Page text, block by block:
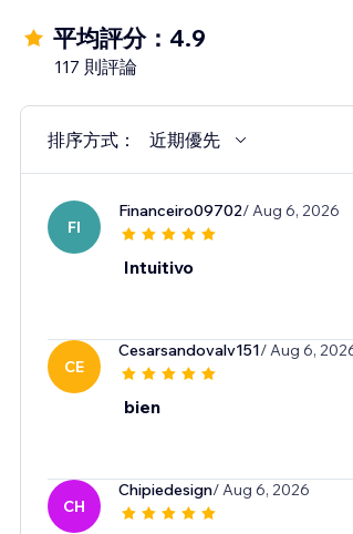
平均評分：4.9
117 則評論
排序方式： 近期優先
FI
Financeiro09702/ Aug 6, 2026
Intuitivo
CE
Cesarsandovalv151/ Aug 6,
bien
CH
Chipiedesign/ Aug 6, 2026